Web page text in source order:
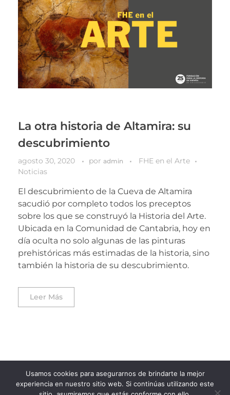
La otra historia de Altamira: su
descubrimiento
agosto 30, 2020 por admin
FHE en el Arte
Noticias
El descubrimiento de la Cueva de Altamira
sacudió por completo todos los preceptos
sobre los que se construyó la Historia del Arte.
Ubicada en la Comunidad de Cantabria, hoy en
día oculta no solo algunas de las pinturas
prehistóricas más estimadas de la historia, sino
también la historia de su descubrimiento.
Leer Más
Usamos cookies para asegurarnos de brindarte la mejor
experiencia en nuestro sitio web. Si continúas utilizando este